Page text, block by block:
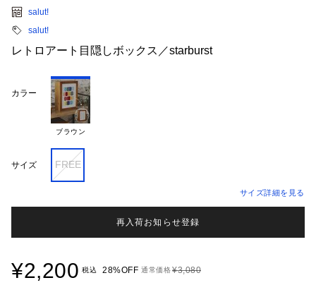
salut!
salut!
レトロアート目隠しボックス／starburst
カラー
ブラウン
サイズ FREE
サイズ詳細を見る
再入荷お知らせ登録
¥2,200 税込 28%OFF 通常価格¥3,080